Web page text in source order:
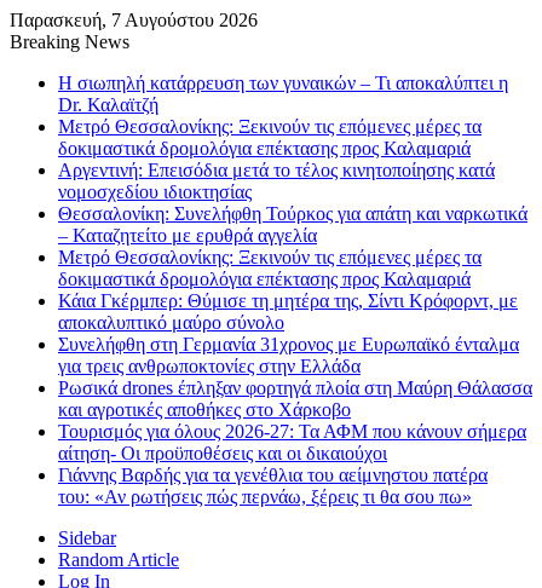
Παρασκευή, 7 Αυγούστου 2026
Breaking News
Η σιωπηλή κατάρρευση των γυναικών – Τι αποκαλύπτει η
Dr. Καλαϊτζή
Μετρό Θεσσαλονίκης: Ξεκινούν τις επόμενες μέρες τα
δοκιμαστικά δρομολόγια επέκτασης προς Καλαμαριά
Αργεντινή: Επεισόδια μετά το τέλος κινητοποίησης κατά
νομοσχεδίου ιδιοκτησίας
Θεσσαλονίκη: Συνελήφθη Τούρκος για απάτη και ναρκωτικά
– Καταζητείτο με ερυθρά αγγελία
Μετρό Θεσσαλονίκης: Ξεκινούν τις επόμενες μέρες τα
δοκιμαστικά δρομολόγια επέκτασης προς Καλαμαριά
Κάια Γκέρμπερ: Θύμισε τη μητέρα της, Σίντι Κρόφορντ, με
αποκαλυπτικό μαύρο σύνολο
Συνελήφθη στη Γερμανία 31χρονος με Ευρωπαϊκό ένταλμα
για τρεις ανθρωποκτονίες στην Ελλάδα
Ρωσικά drones έπληξαν φορτηγά πλοία στη Μαύρη Θάλασσα
και αγροτικές αποθήκες στο Χάρκοβο
Τουρισμός για όλους 2026-27: Τα ΑΦΜ που κάνουν σήμερα
αίτηση- Οι προϋποθέσεις και οι δικαιούχοι
Γιάννης Βαρδής για τα γενέθλια του αείμνηστου πατέρα
του: «Αν ρωτήσεις πώς περνάω, ξέρεις τι θα σου πω»
Sidebar
Random Article
Log In